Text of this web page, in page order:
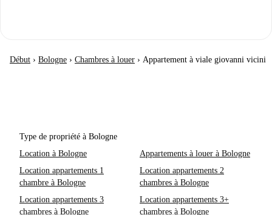
Début › Bologne › Chambres à louer › Appartement à viale giovanni vicini
Type de propriété à Bologne
Location à Bologne
Appartements à louer à Bologne
Location appartements 1
chambre à Bologne
Location appartements 2
chambres à Bologne
Location appartements 3
chambres à Bologne
Location appartements 3+
chambres à Bologne